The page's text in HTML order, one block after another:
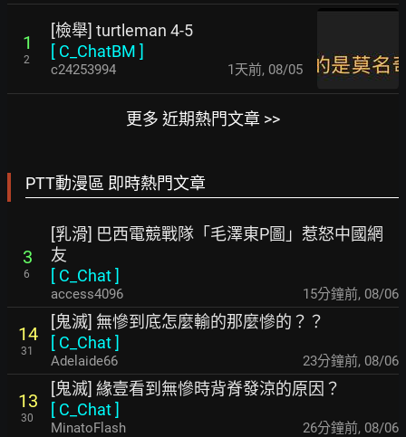
1
2
[檢舉] turtleman 4-5
[ C_ChatBM ]
c24253994 1天前, 08/05
更多 近期熱門文章 >>
PTT動漫區 即時熱門文章
3
6
[乳滑] 巴西電競戰隊「毛澤東P圖」惹怒中國網
友
[ C_Chat]
access4096 15分鐘前, 08/06
14
31
[鬼滅] 無慘到底怎麼輸的那麼慘的？？
[ C_Chat]
Adelaide66 23分鐘前, 08/06
13
30
[鬼滅] 緣壹看到無慘時背脊發涼的原因？
[ C_Chat]
MinatoFlash 26分鐘前, 08/06